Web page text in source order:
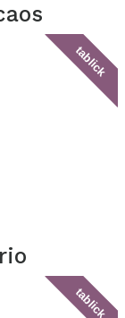
tablick
tablick